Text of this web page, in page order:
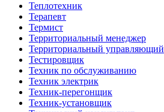
Теплотехник
Терапевт
Термист
Территориальный менеджер
Территориальный управляющий
Тестировщик
Техник по обслуживанию
Техник электрик
Техник-перегонщик
Техник-установщик